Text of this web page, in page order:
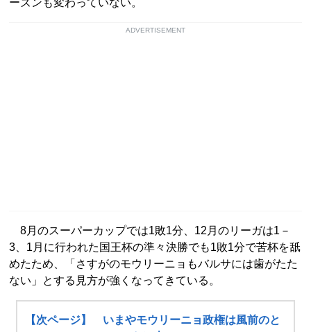
ーズンも変わっていない。
ADVERTISEMENT
8月のスーパーカップでは1敗1分、12月のリーガは1－
3、1月に行われた国王杯の準々決勝でも1敗1分で苦杯を舐
めたため、「さすがのモウリーニョもバルサには歯がたた
ない」とする見方が強くなってきている。
【次ページ】 いまやモウリーニョ政権は風前のと